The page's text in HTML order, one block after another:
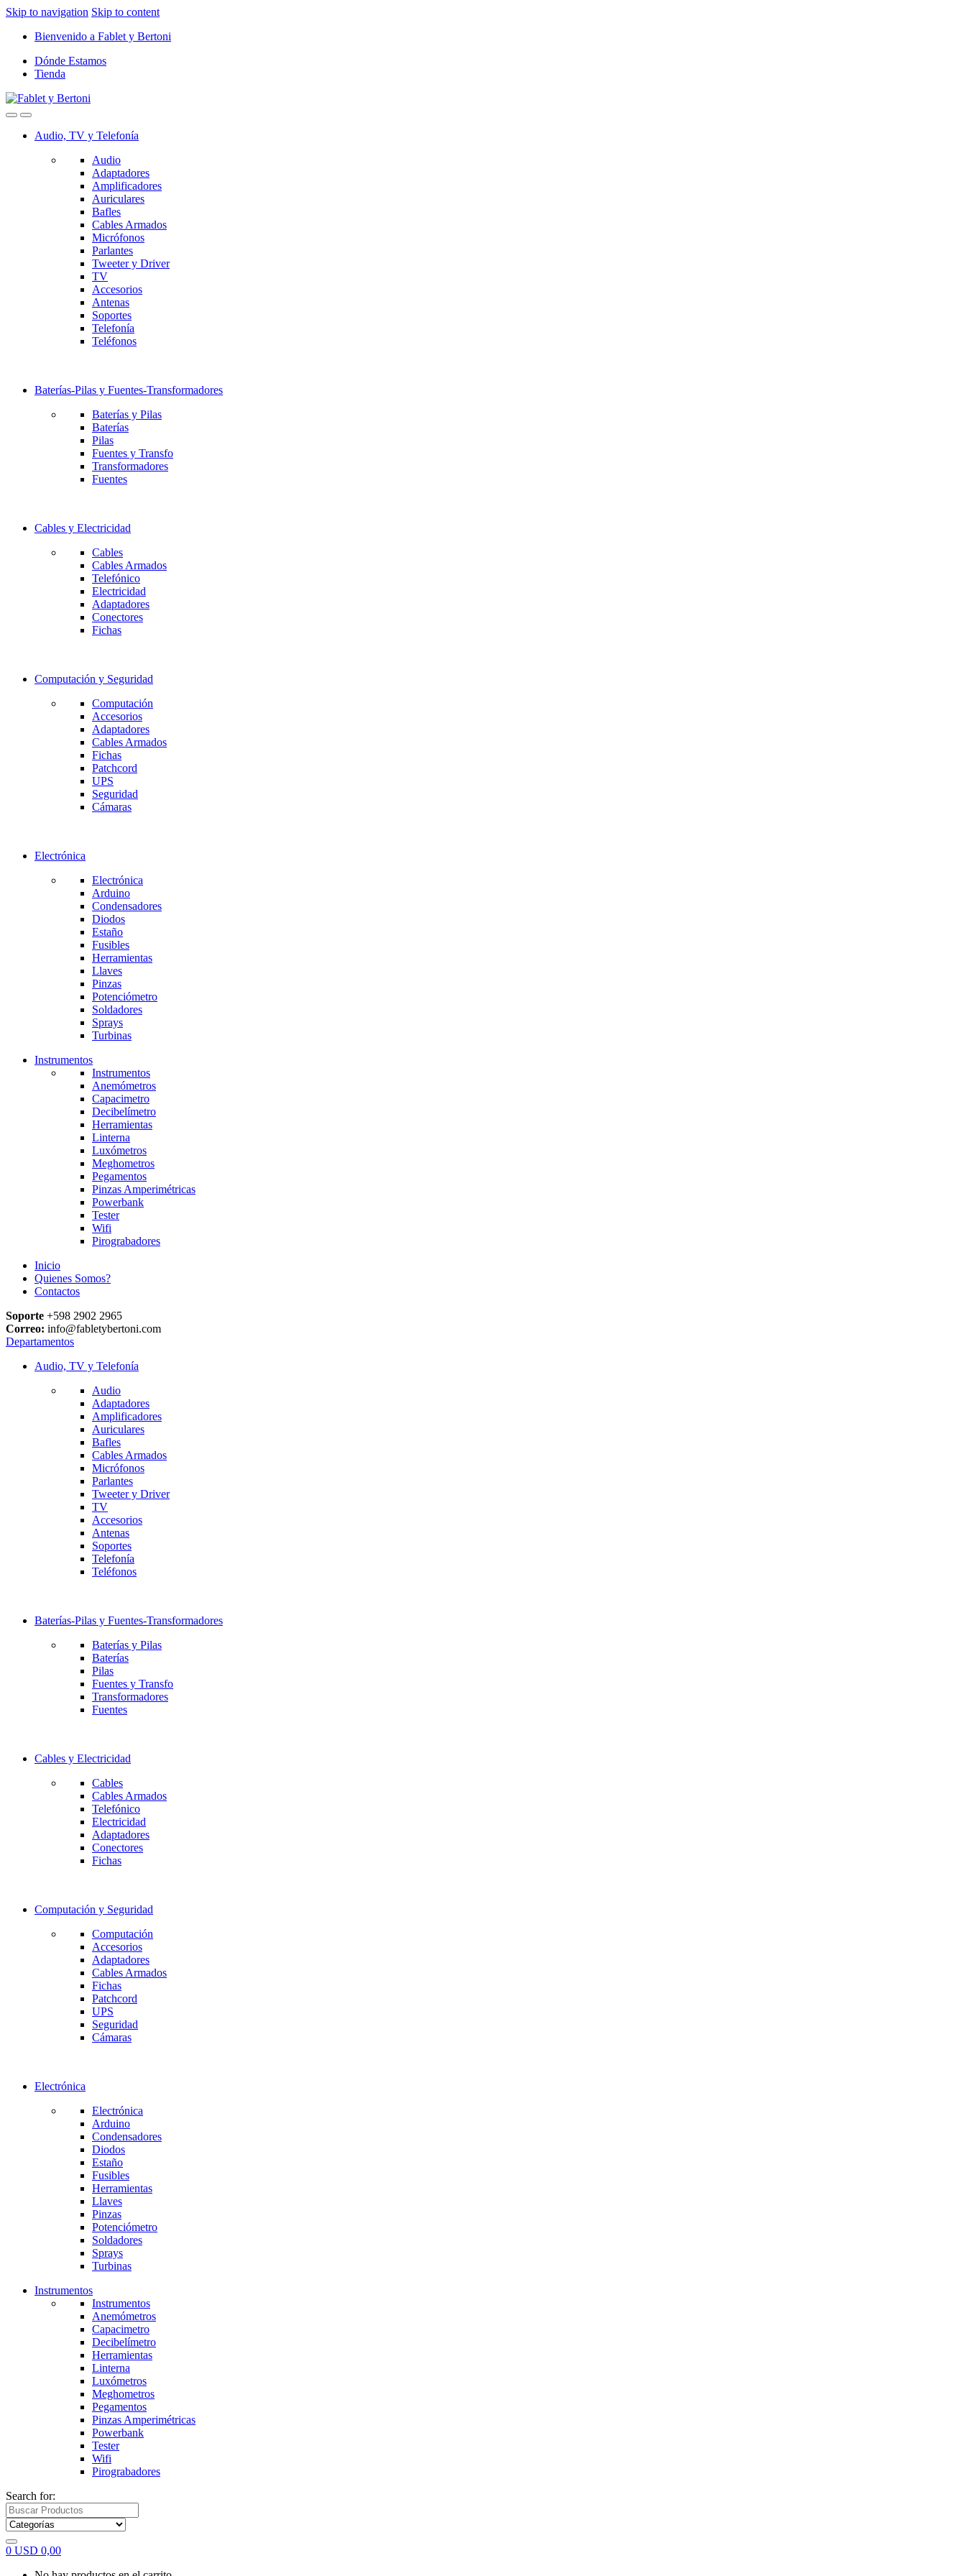
Skip to navigation Skip to content
Bienvenido a Fablet y Bertoni
Dónde Estamos
Tienda
Audio, TV y Telefonía
Audio
Adaptadores
Amplificadores
Auriculares
Bafles
Cables Armados
Micrófonos
Parlantes
Tweeter y Driver
TV
Accesorios
Antenas
Soportes
Telefonía
Teléfonos
Baterías-Pilas y Fuentes-Transformadores
Baterías y Pilas
Baterías
Pilas
Fuentes y Transfo
Transformadores
Fuentes
Cables y Electricidad
Cables
Cables Armados
Telefónico
Electricidad
Adaptadores
Conectores
Fichas
Computación y Seguridad
Computación
Accesorios
Adaptadores
Cables Armados
Fichas
Patchcord
UPS
Seguridad
Cámaras
Electrónica
Electrónica
Arduino
Condensadores
Diodos
Estaño
Fusibles
Herramientas
Llaves
Pinzas
Potenciómetro
Soldadores
Sprays
Turbinas
Instrumentos
Instrumentos
Anemómetros
Capacimetro
Decibelímetro
Herramientas
Linterna
Luxómetros
Meghometros
Pegamentos
Pinzas Amperimétricas
Powerbank
Tester
Wifi
Pirograbadores
Inicio
Quienes Somos?
Contactos
Soporte +598 2902 2965
Correo: info@fabletybertoni.com
Departamentos
Audio, TV y Telefonía
Audio
Adaptadores
Amplificadores
Auriculares
Bafles
Cables Armados
Micrófonos
Parlantes
Tweeter y Driver
TV
Accesorios
Antenas
Soportes
Telefonía
Teléfonos
Baterías-Pilas y Fuentes-Transformadores
Baterías y Pilas
Baterías
Pilas
Fuentes y Transfo
Transformadores
Fuentes
Cables y Electricidad
Cables
Cables Armados
Telefónico
Electricidad
Adaptadores
Conectores
Fichas
Computación y Seguridad
Computación
Accesorios
Adaptadores
Cables Armados
Fichas
Patchcord
UPS
Seguridad
Cámaras
Electrónica
Electrónica
Arduino
Condensadores
Diodos
Estaño
Fusibles
Herramientas
Llaves
Pinzas
Potenciómetro
Soldadores
Sprays
Turbinas
Instrumentos
Instrumentos
Anemómetros
Capacimetro
Decibelímetro
Herramientas
Linterna
Luxómetros
Meghometros
Pegamentos
Pinzas Amperimétricas
Powerbank
Tester
Wifi
Pirograbadores
Search for:
0 USD 0,00